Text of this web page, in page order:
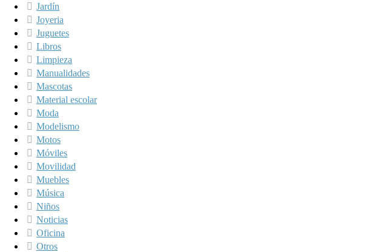
Jardín
Joyeria
Juguetes
Libros
Limpieza
Manualidades
Mascotas
Material escolar
Moda
Modelismo
Motos
Móviles
Movilidad
Muebles
Música
Niños
Noticias
Oficina
Otros